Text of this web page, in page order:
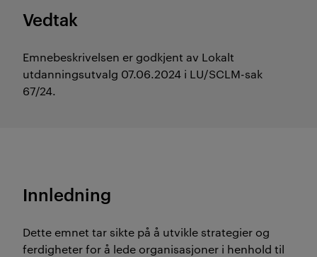
Vedtak
Emnebeskrivelsen er godkjent av Lokalt
utdanningsutvalg 07.06.2024 i LU/SCLM-sak
67/24.
Innledning
Dette emnet tar sikte på å utvikle strategier og
ferdigheter for å lede organisasjoner i henhold til